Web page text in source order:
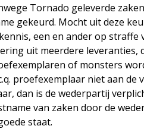
Tornado geleverde
gekeurd. Mocht uit deze
een en ander op straffe
uit meerdere
of monsters
proefexemplaar niet aan
dan is de wederpartij
van zaken door de
staat.